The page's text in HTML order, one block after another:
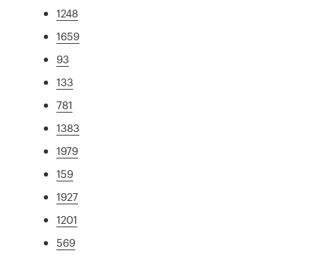
1248
1659
93
133
781
1383
1979
159
1927
1201
569